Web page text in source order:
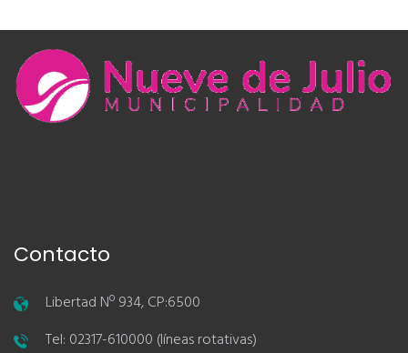
Contacto
Libertad Nº 934, CP:6500
Tel: 02317-610000 (líneas rotativas)